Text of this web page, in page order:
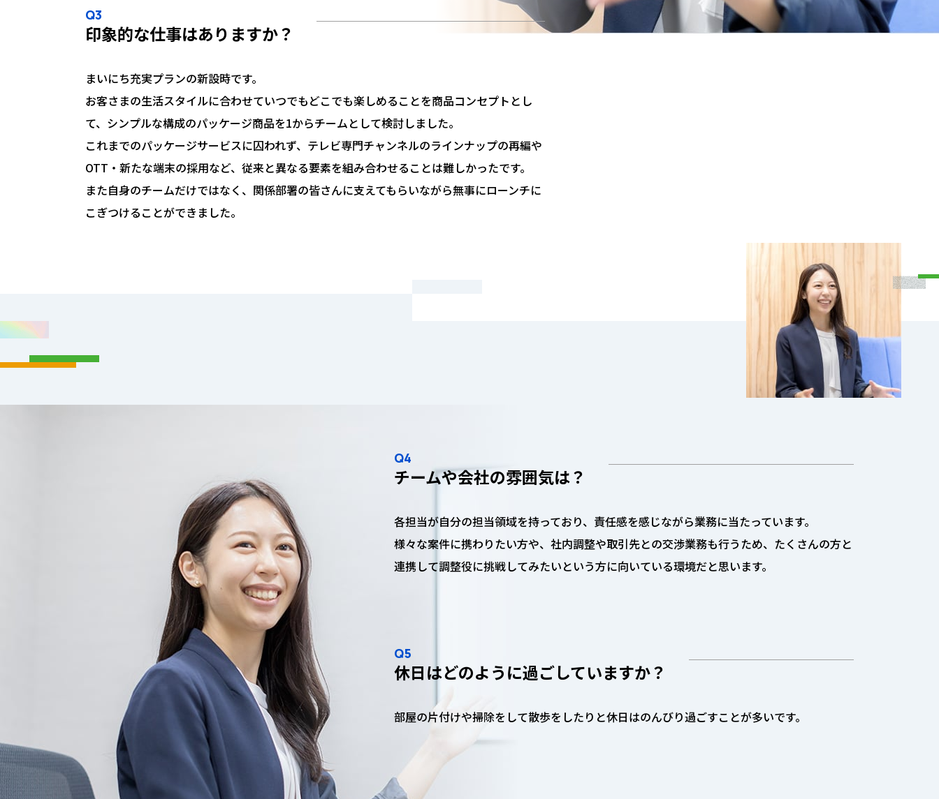
Q3
印象的な仕事はありますか？
まいにち充実プランの新設時です。
お客さまの生活スタイルに合わせていつでもどこでも楽しめることを商品コンセプトとし
て、シンプルな構成のパッケージ商品を1からチームとして検討しました。
これまでのパッケージサービスに囚われず、テレビ専門チャンネルのラインナップの再編や
OTT・新たな端末の採用など、従来と異なる要素を組み合わせることは難しかったです。
また自身のチームだけではなく、関係部署の皆さんに支えてもらいながら無事にローンチに
こぎつけることができました。
Q4
チームや会社の雰囲気は？
各担当が自分の担当領域を持っており、責任感を感じながら業務に当たっています。
様々な案件に携わりたい方や、社内調整や取引先との交渉業務も行うため、たくさんの方と
連携して調整役に挑戦してみたいという方に向いている環境だと思います。
Q5
休日はどのように過ごしていますか？
部屋の片付けや掃除をして散歩をしたりと休日はのんびり過ごすことが多いです。